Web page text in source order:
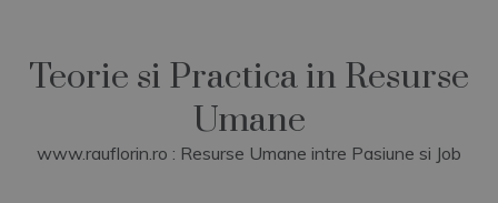
contentTeorie si Practica in Resurse
Umane
www.rauflorin.ro : Resurse Umane intre Pasiune si Job